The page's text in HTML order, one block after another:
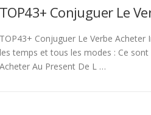
TOP43+ Conjuguer Le
TOP43+ Conjuguer Le Verbe
les temps et tous les modes : Ce sont
Acheter Au Present De L …